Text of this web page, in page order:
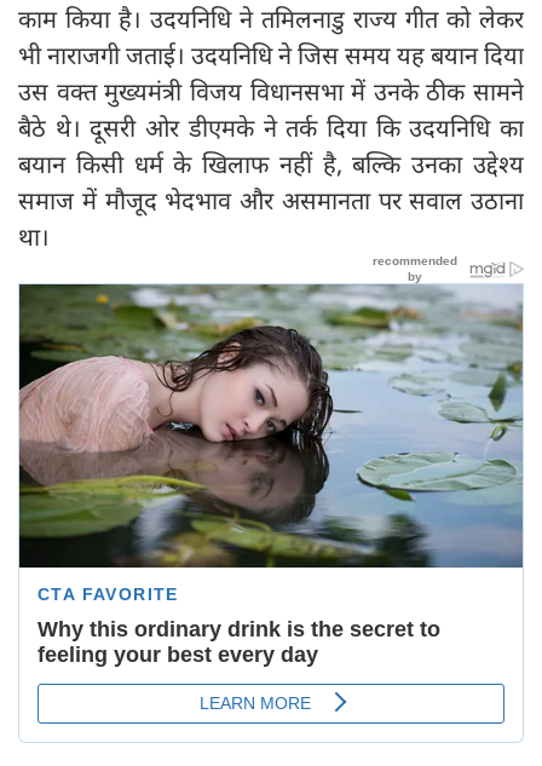
काम किया है। उदयनिधि ने तमिलनाडु राज्य गीत को लेकर
भी नाराजगी जताई। उदयनिधि ने जिस समय यह बयान दिया
उस वक्त मुख्यमंत्री विजय विधानसभा में उनके ठीक सामने
बैठे थे। दूसरी ओर डीएमके ने तर्क दिया कि उदयनिधि का
बयान किसी धर्म के खिलाफ नहीं है, बल्कि उनका उद्देश्य
समाज में मौजूद भेदभाव और असमानता पर सवाल उठाना
था।